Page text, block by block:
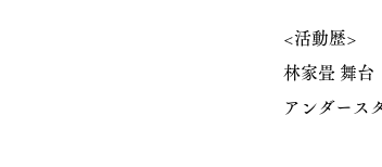
<活動歴>
林家畳 舞台
アンダース